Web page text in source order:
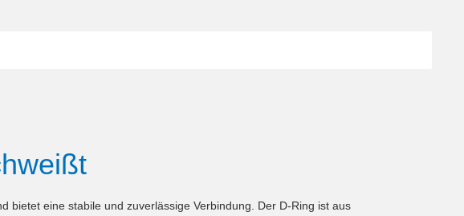
bietet eine stabile und zuverlässige Verbindung. Der D-Ring ist aus